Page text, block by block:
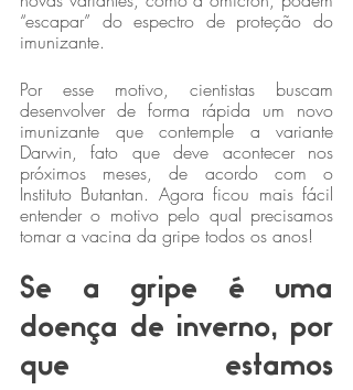
“escapar” do espectro de proteção do
imunizante.
Por esse motivo, cientistas buscam
desenvolver de forma rápida um novo
imunizante que contemple a variante
Darwin, fato que deve acontecer nos
próximos meses, de acordo com o
Instituto Butantan. Agora ficou mais fácil
entender o motivo pelo qual precisamos
tomar a vacina da gripe todos os anos!
Se a gripe é uma
doença de inverno, por
que estamos